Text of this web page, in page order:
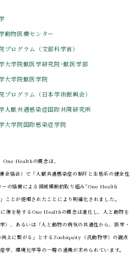
動物医療センター
プログラム（文部科学省）
大学院獣医学研究院･獣医学部
大学院獣医学院
プログラム（日本学術振興会）
人獣共通感染症国際共同研究所
大学院国際感染症学院
One Healthの概念は、
全協会）で「人獣共通感染症の制圧と生態系の健全性
ーの協働による領域横断的取り組み“One Health
ことが提唱されたことにより明確化されました。
端を発するOne Healthの概念は進化し、人と動物を
）、 あるいは「人と動物の病気の共通性から、医学・
向上に繋がる」とするZoobiquity（汎動物学）の観点
学、環境化学等の一層の連携が求められています。